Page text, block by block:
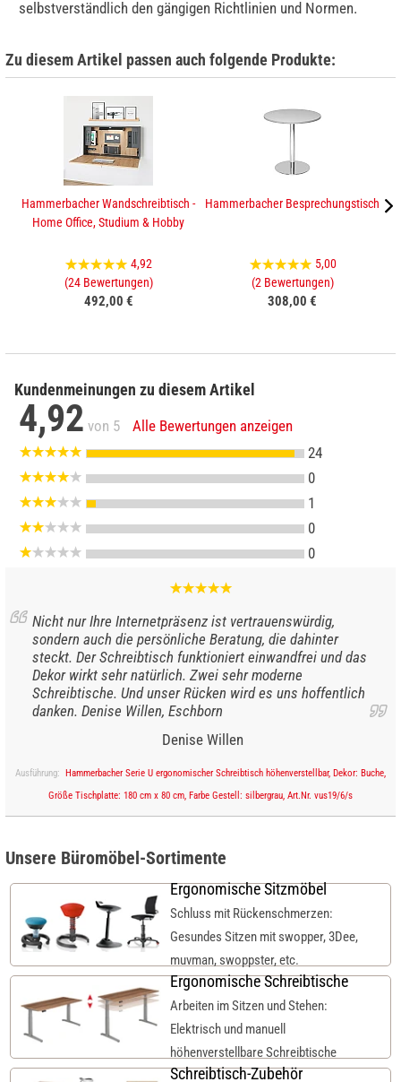
selbstverständlich den gängigen Richtlinien und Normen.
Zu diesem Artikel passen auch folgende Produkte:
Hammerbacher Wandschreibtisch -
Home Office, Studium & Hobby
4,92
(24 Bewertungen)
492,00 €
Hammerbacher Besprechungstisch
5,00
(2 Bewertungen)
308,00 €
Kundenmeinungen zu diesem Artikel
4,92 von 5
Alle Bewertungen anzeigen
24
0
1
0
0
Nicht nur Ihre Internetpräsenz ist vertrauenswürdig,
sondern auch die persönliche Beratung, die dahinter
steckt. Der Schreibtisch funktioniert einwandfrei und das
Dekor wirkt sehr natürlich. Zwei sehr moderne
Schreibtische. Und unser Rücken wird es uns hoffentlich
danken. Denise Willen, Eschborn
Denise Willen
Ausführung: Hammerbacher Serie U ergonomischer Schreibtisch höhenverstellbar, Dekor: Buche,
Größe Tischplatte: 180 cm x 80 cm, Farbe Gestell: silbergrau, Art.Nr. vus19/6/s
Unsere Büromöbel-Sortimente
Ergonomische Sitzmöbel
Schluss mit Rückenschmerzen:
Gesundes Sitzen mit swopper, 3Dee,
muvman, swoppster, etc.
Ergonomische Schreibtische
Arbeiten im Sitzen und Stehen:
Elektrisch und manuell
höhenverstellbare Schreibtische
Schreibtisch-Zubehör